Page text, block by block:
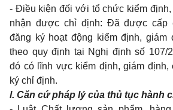
- Điều kiện đối với tổ chức kiểm
nhận được chỉ định: Đã được cấp
đăng ký hoạt động kiểm định, giám
theo quy định tại Nghị định số 107/
đó có lĩnh vực kiểm định, giám định,
ký chỉ định.
l. Căn cứ pháp lý của thủ tục hành